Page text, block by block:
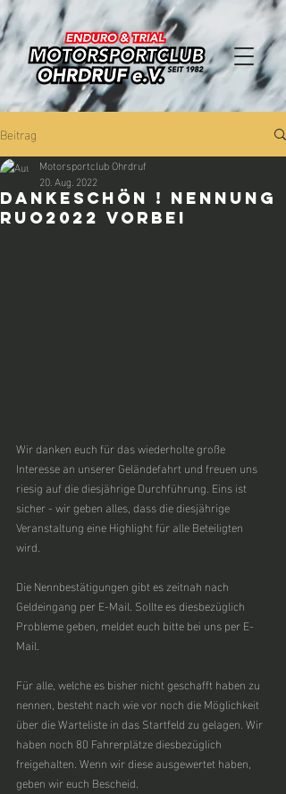
Beitrag
DANKESCHÖN ! NENNUNG
RUO2022 VORBEI
Motorsportclub Ohrdruf
20. Aug. 2022
Wir danken euch für das wiederholte große
Interesse an unserer Geländefahrt und freuen uns
riesig auf die diesjährige Durchführung. Eins ist
sicher - wir geben alles, dass die diesjährige
Veranstaltung eine Highlight für alle Beteiligten
wird.
Die Nennbestätigungen gibt es zeitnah nach
Geldeingang per E-Mail. Sollte es diesbezüglich
Probleme geben, meldet euch bitte bei uns per E-
Mail.
Für alle, welche es bisher nicht geschafft haben zu
nennen, besteht nach wie vor noch die Möglichkeit
über die Warteliste in das Startfeld zu gelagen. Wir
haben noch 80 Fahrerplätze diesbezüglich
freigehalten. Wenn wir diese ausgewertet haben,
geben wir euch Bescheid.